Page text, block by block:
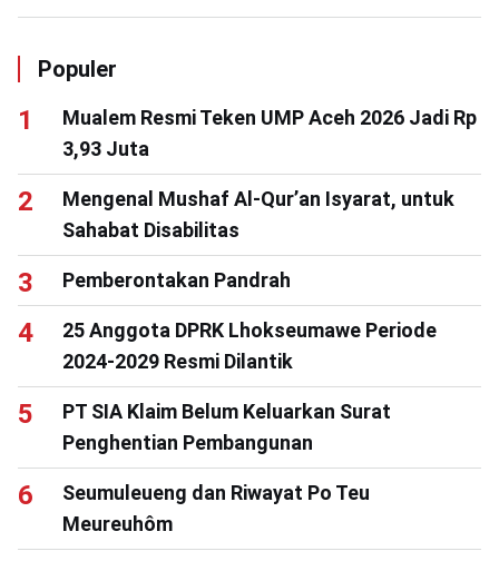
Populer
Mualem Resmi Teken UMP Aceh 2026 Jadi Rp
3,93 Juta
Mengenal Mushaf Al-Qur’an Isyarat, untuk
Sahabat Disabilitas
Pemberontakan Pandrah
25 Anggota DPRK Lhokseumawe Periode
2024-2029 Resmi Dilantik
PT SIA Klaim Belum Keluarkan Surat
Penghentian Pembangunan
Seumuleueng dan Riwayat Po Teu
Meureuhôm